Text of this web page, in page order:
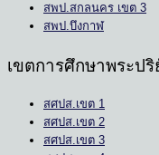
สพป.สกลนคร เขต 3
สพป.บึงกาฬ
เขตการศึกษาพระป
สศปส.เขต 1
สศปส.เขต 2
สศปส.เขต 3